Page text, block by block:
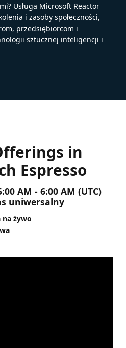
Usługa Microsoft Reactor
i zasoby społeczności,
przedsiębiorcom i
sztucznej inteligencji i
in
Espresso
AM - 6:00 AM (UTC)
uniwersalny
na żywo